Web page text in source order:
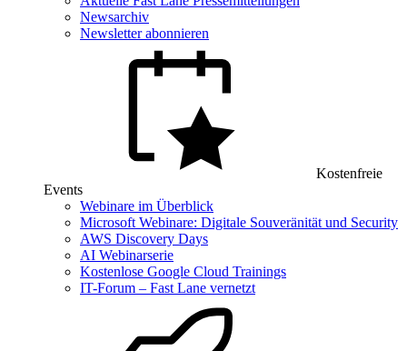
Newsarchiv
Newsletter abonnieren
Kostenfreie
Events
Webinare im Überblick
Microsoft Webinare: Digitale Souveränität und Security
AWS Discovery Days
AI Webinarserie
Kostenlose Google Cloud Trainings
IT-Forum – Fast Lane vernetzt